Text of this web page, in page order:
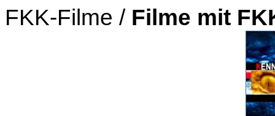
FKK-Filme / Filme mit